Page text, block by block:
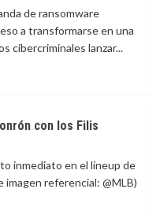
de ransomware
a transformarse en una
cibercriminales lanzar...
con los Filis
inmediato en el lineup de
imagen referencial: @MLB)